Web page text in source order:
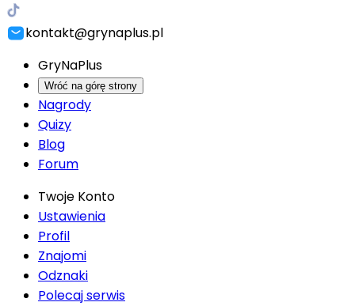
kontakt@grynaplus.pl
GryNaPlus
Wróć na górę strony
Nagrody
Quizy
Blog
Forum
Twoje Konto
Ustawienia
Profil
Znajomi
Odznaki
Polecaj serwis